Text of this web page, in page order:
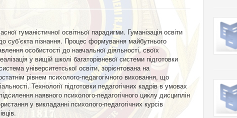
гуманістичної освітньої парадигми. Гуманізація освіти
суб’єкта пізнання. Процес формування майбутнього
особистості до навчальної діяльності, своїх
у вищій школі багаторівневої системи підготовки
університетської освіти, зорієнтована на
рівнем психолого-педагогічного виховання, що
Технології підготовки педагогічних кадрів в умовах
наявного психолого-педагогічного циклу дисциплін
у викладанні психолого-педагогічних курсів